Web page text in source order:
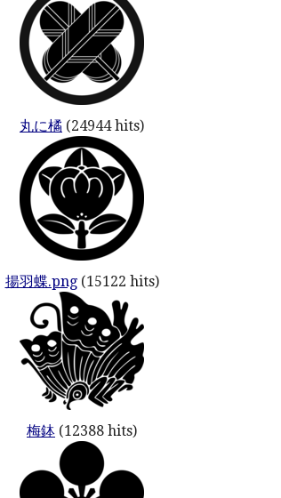
丸に橘 (24944 hits)
揚羽蝶.png(15122 hits)
梅鉢 (12388 hits)